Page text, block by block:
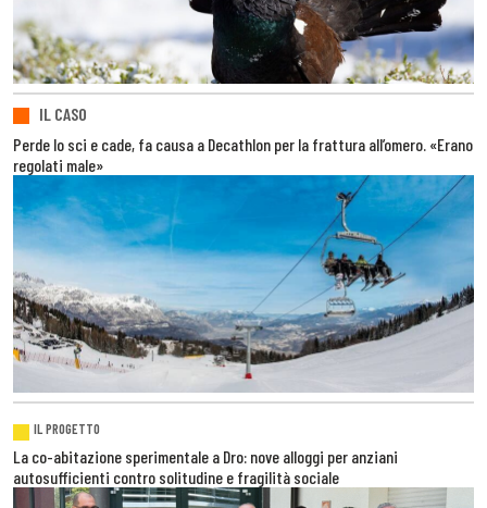
IL CASO
Perde lo sci e cade, fa causa a Decathlon per la frattura all’omero. «Erano
regolati male»
IL PROGETTO
La co-abitazione sperimentale a Dro: nove alloggi per anziani
autosufficienti contro solitudine e fragilità sociale